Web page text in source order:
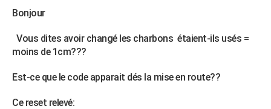
Bonjour
Vous dites avoir changé les charbons étaient-ils usés =
moins de 1cm???
Est-ce que le code apparait dés la mise en route??
Ce reset relevé: